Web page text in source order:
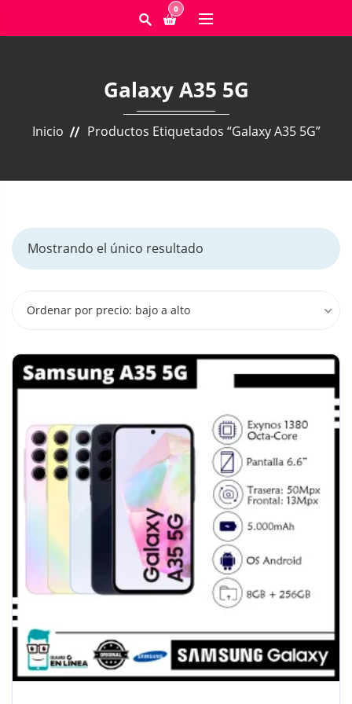
0
Galaxy A35 5G
Inicio Productos Etiquetados “Galaxy A35 5G”
Mostrando el único resultado
Ordenar por precio: bajo a alto